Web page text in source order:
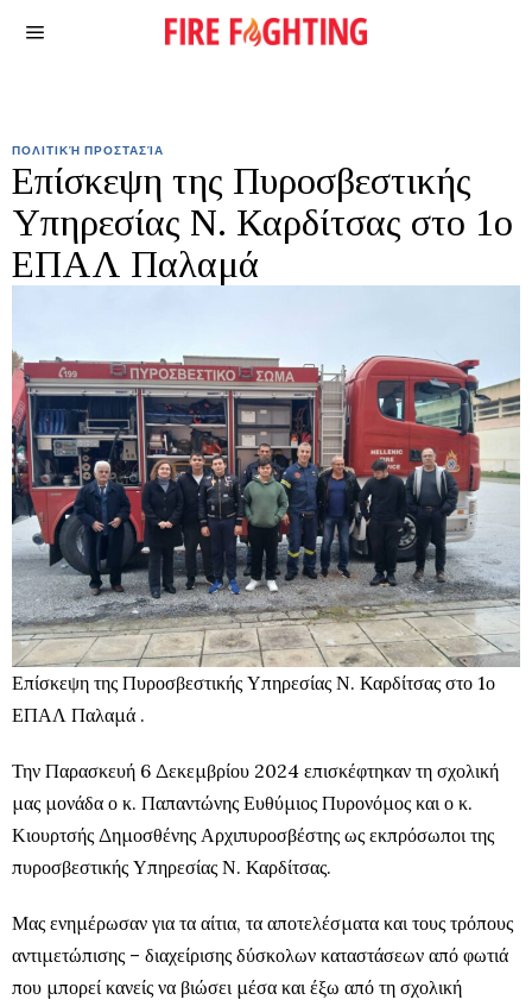
ΠΟΛΙΤΙΚΉ ΠΡΟΣΤΑΣΊΑ
Επίσκεψη της Πυροσβεστικής
Υπηρεσίας Ν. Καρδίτσας στο 1ο
ΕΠΑΛ Παλαμά
Επίσκεψη της Πυροσβεστικής Υπηρεσίας Ν. Καρδίτσας στο 1ο
ΕΠΑΛ Παλαμά .
Την Παρασκευή 6 Δεκεμβρίου 2024 επισκέφτηκαν τη σχολική
μας μονάδα ο κ. Παπαντώνης Ευθύμιος Πυρονόμος και ο κ.
Κιουρτσής Δημοσθένης Αρχιπυροσβέστης ως εκπρόσωποι της
πυροσβεστικής Υπηρεσίας Ν. Καρδίτσας.
Μας ενημέρωσαν για τα αίτια, τα αποτελέσματα και τους τρόπους
αντιμετώπισης – διαχείρισης δύσκολων καταστάσεων από φωτιά
που μπορεί κανείς να βιώσει μέσα και έξω από τη σχολική